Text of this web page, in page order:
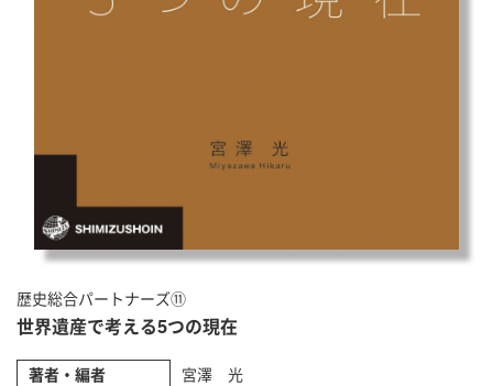
歴史総合パートナーズ⑪
世界遺産で考える5つの現在
著者・編者 宮澤 光